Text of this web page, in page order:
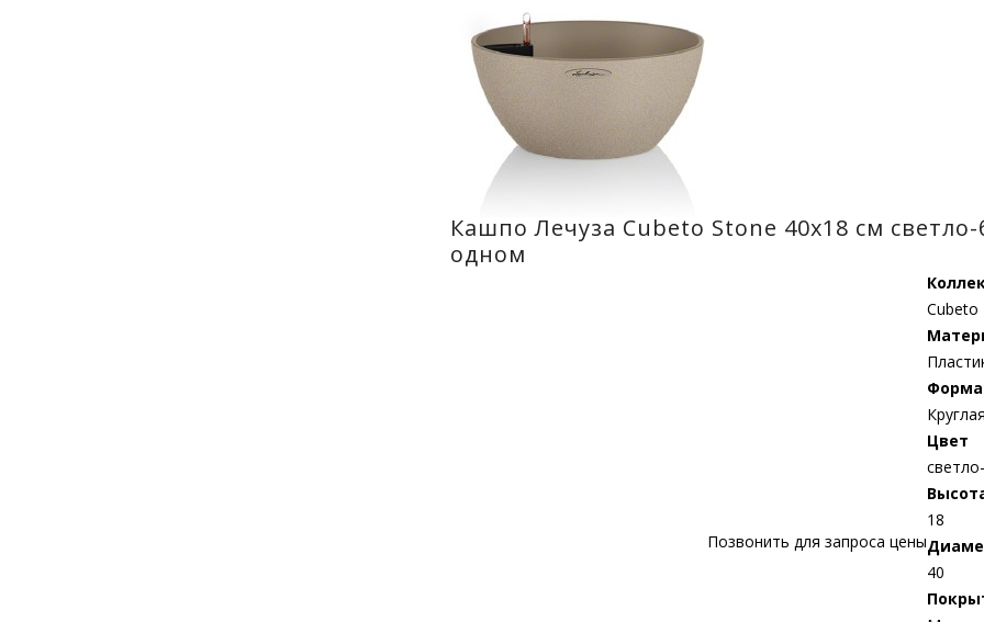
Кашпо Лечуза Cubeto Stone 40х18 см
одном
Позвонить для запроса цены
Cubeto
Форма
Круглая
Цвет
18
40